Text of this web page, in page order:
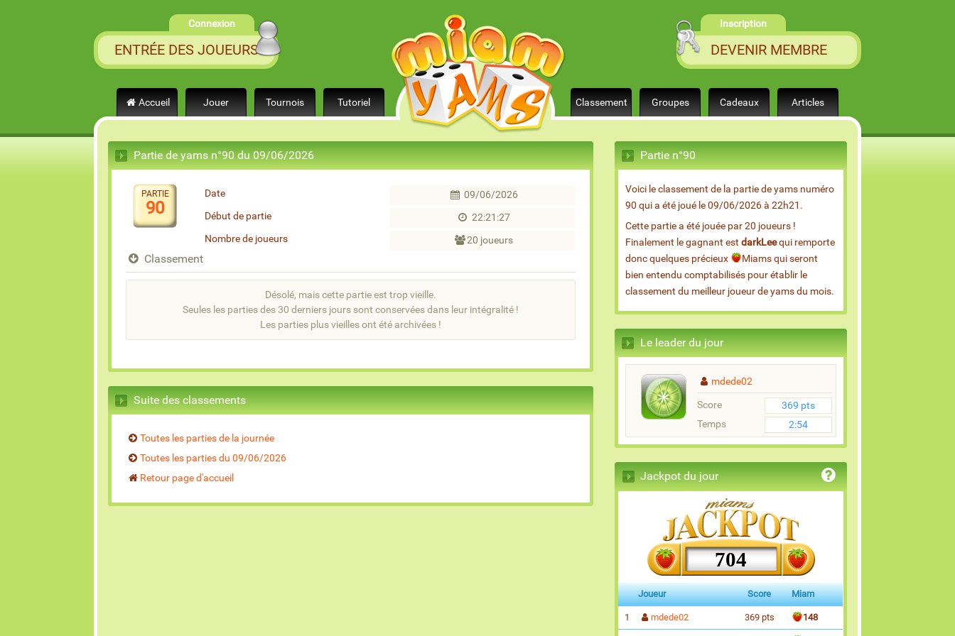
Connexion
ENTRÉE DES JOUEURS
Inscription
DEVENIR MEMBRE
Accueil Jouer Tournois Tutoriel Classement Groupes Cadeaux Articles
Partie de yams n°90 du 09/06/2026
PARTIE
90
Date
09/06/2026
Début de partie
22:21:27
Nombre de joueurs
20 joueurs
Classement
Désolé, mais cette partie est trop vieille.
Seules les parties des 30 derniers jours sont conservées dans leur intégralité !
Les parties plus vieilles ont été archivées !
Suite des classements
Toutes les parties de la journée
Toutes les parties du 09/06/2026
Retour page d'accueil
Partie n°90
Voici le classement de la partie de yams numéro
90 qui a été joué le 09/06/2026 à 22h21.
Cette partie a été jouée par 20 joueurs !
Finalement le gagnant estdarkLeequi remporte
donc quelques précieux
Miams qui seront
bien entendu comptabilisés pour établir le
classement du meilleur joueur de yams du mois.
Le leader du jour
mdede02
Score
369 pts
Temps
2:54
Jackpot du jour
704
Joueur Score Miam
1 mdede02 369 pts 148